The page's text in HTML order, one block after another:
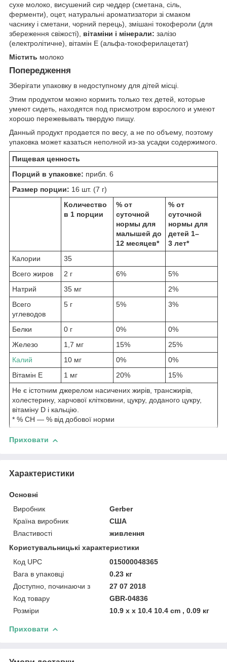
сухе молоко, висушений сир чеддер (сметана, сіль,
ферменти), оцет, натуральні ароматизатори зі смаком
часнику і сметани, чорний перець), змішані токофероли (для
збереження свіжості),
вітаміни і мінерали: залізо
(електролітичне), вітамін E (альфа-токоферилацетат)
Містить молоко
Попередження
Зберігати упаковку в недоступному для дітей місці.
Этим продуктом можно кормить только тех детей, которые
умеют сидеть, находятся под присмотром взрослого и умеют
хорошо пережевывать твердую пищу.
Данный продукт продается по весу, а не по объему, поэтому
упаковка может казаться неполной из-за усадки содержимого.
Пищевая ценность
Порций в упаковке: прибл. 6
Размер порции: 16 шт. (7 г)
Количество
в 1 порции
% от
суточной
нормы для
малышей до
12 месяцев*
% от
суточной
нормы для
детей 1–
3 лет*
Калории
35
Всего жиров
2 г 6%
5%
Натрий
35 мг
2%
Всего
углеводов
5 г 5% 3%
Белки 0 г 0%
0%
Железо
1,7 мг 15%
25%
Калий
10 мг 0%
0%
Вітамін E
1 мг 20%
15%
Не є істотним джерелом насичених жирів, трансжирів,
холестерину, харчової клітковини, цукру, доданого цукру,
вітаміну D і кальцію.
* % СН — % від добової норми
Приховати
Характеристики
Основні
Виробник
Gerber
Країна виробник
США
Властивості
живлення
Користувальницькі характеристики
Код UPC
015000048365
Вага в упаковці
0.23 кг
Доступно, починаючи з
27 07 2018
Код товару
GBR-04836
Розміри
10.9 x x 10.4 10.4 cm , 0.09 кг
Приховати